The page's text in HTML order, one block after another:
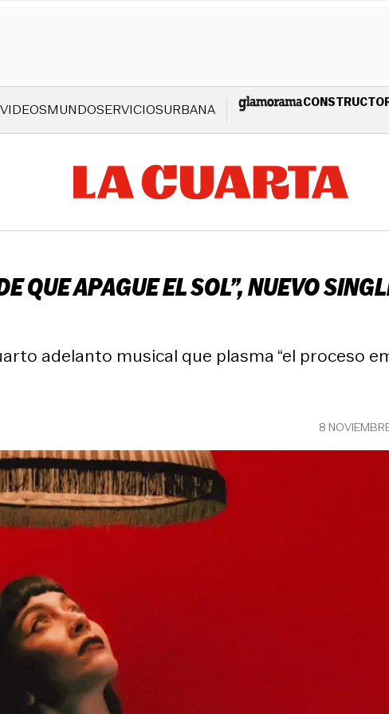
VIDEOSMUNDOSERVICIOSURBANA
QUE APAGUE EL SOL”, NUEVO
adelanto musical que plasma “el proceso
8